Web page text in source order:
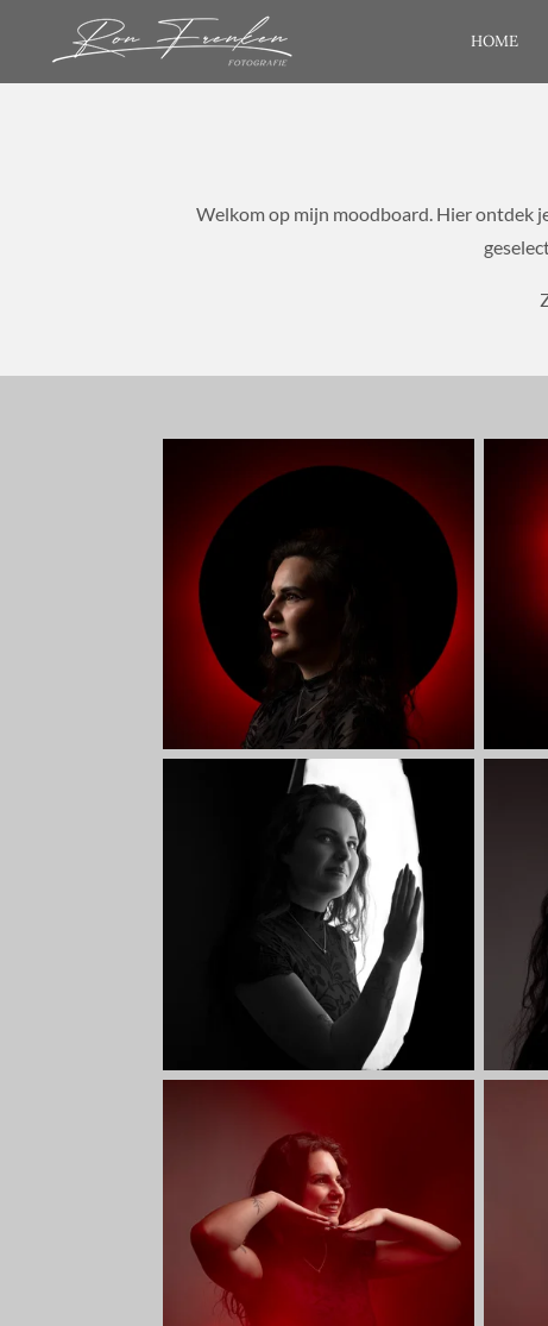
direct
HOME
Welkom op mijn moodboard. Hier ontdek